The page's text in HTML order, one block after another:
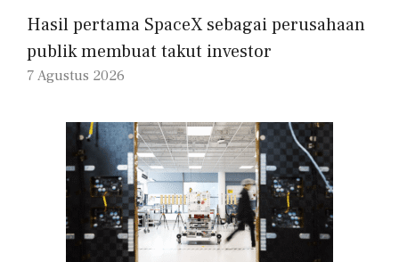
Hasil pertama SpaceX sebagai perusahaan
publik membuat takut investor
7 Agustus 2026